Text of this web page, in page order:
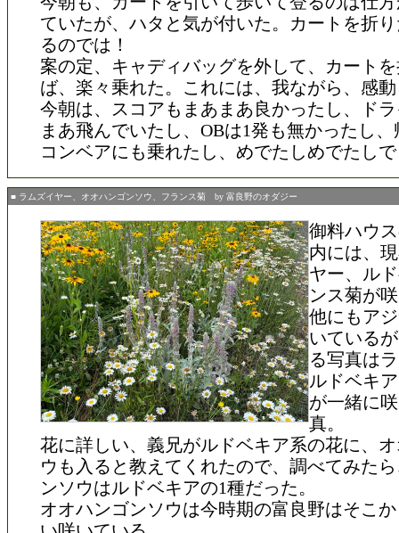
ていたが、ハタと気が付いた。カートを折
るのでは！
案の定、キャディバッグを外して、カート
ば、楽々乗れた。これには、我ながら、感
今朝は、スコアもまあまあ良かったし、ド
まあ飛んでいたし、OBは1発も無かったし
コンベアにも乗れたし、めでたしめでたし
■ ラムズイヤー、オオハンゴンソウ、フランス菊 by 富良野のオダジー
御料ハウ
内には、
ヤー、ル
ンス菊が
他にもア
いている
る写真は
ルドベキ
が一緒に
真。
花に詳しい、義兄がルドベキア系の花に、
ウも入ると教えてくれたので、調べてみた
ンソウはルドベキアの1種だった。
オオハンゴンソウは今時期の富良野はそこ